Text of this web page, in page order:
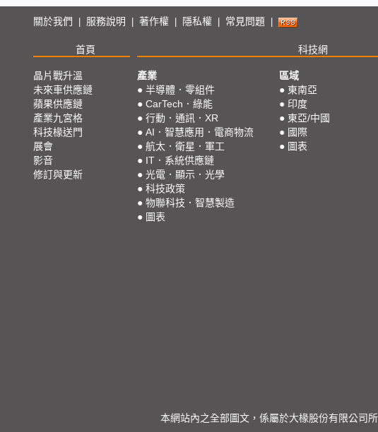
關於我們 服務說明 著作權 隱私權 常見問題
首頁 科技網
晶片戰升溫
未來車供應鏈
蘋果供應鏈
產業九宮格
科技椽送門
展會
影音
修訂與更新
產業
● 半導體．零組件
● CarTech．綠能
● 行動．通訊．XR
● AI．智慧應用．電商物流
● 航太．衛星．軍工
● IT．系統供應鏈
● 光電．顯示．光學
● 科技政策
● 物聯科技．智慧製造
● 圖表
區域
● 東南亞
● 印度
● 東亞/中國
● 國際
● 圖表
本網站內之全部圖文，係屬於大椽股份有限公司